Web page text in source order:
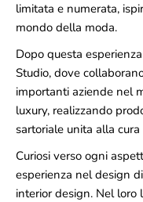
limitata e numerata,
mondo della moda.
Dopo questa
Studio, dove
importanti aziende nel
luxury, realizzando
sartoriale unita alla
Curiosi verso ogni
esperienza nel design
interior design. Nel